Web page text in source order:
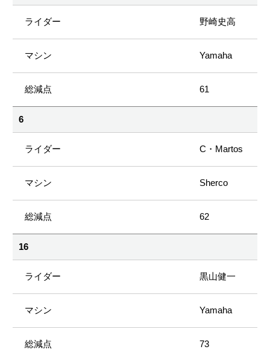
野崎史高
Yamaha
61
6
C・Martos
Sherco
62
16
黒山健一
Yamaha
73